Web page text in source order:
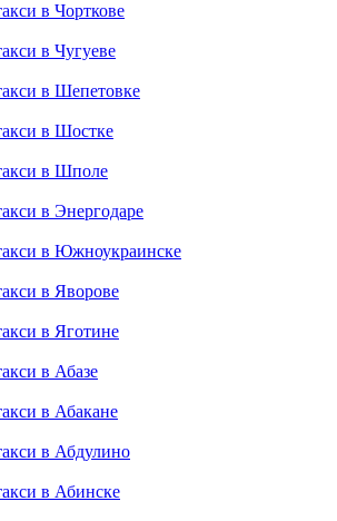
в Чорткове
в Чугуеве
в Шепетовке
в Шостке
в Шполе
в Энергодаре
в Южноукраинске
в Яворове
в Яготине
в Абазе
в Абакане
в Абдулино
в Абинске